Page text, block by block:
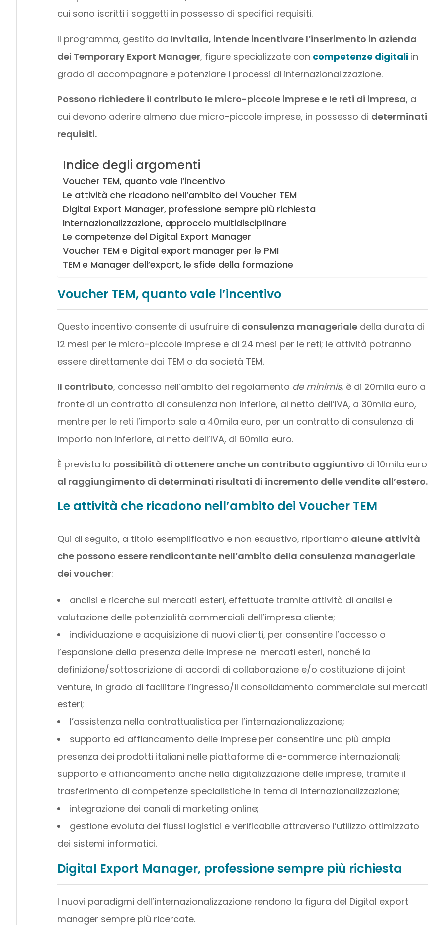
cui sono iscritti i soggetti in possesso di specifici requisiti.
Il programma, gestito da Invitalia, intende incentivare l’inserimento in azienda
dei Temporary Export Manager, figure specializzate con competenze digitaliin
grado di accompagnare e potenziare i processi di internazionalizzazione.
Possono richiedere il contributo le micro-piccole imprese e le reti di impresa, a
cui devono aderire almeno due micro-piccole imprese, in possesso di determinati
requisiti.
Indice degli argomenti
Voucher TEM, quanto vale l’incentivo
Le attività che ricadono nell’ambito dei Voucher TEM
Digital Export Manager, professione sempre più richiesta
Internazionalizzazione, approccio multidisciplinare
Le competenze del Digital Export Manager
Voucher TEM e Digital export manager per le PMI
TEM e Manager dell’export, le sfide della formazione
Voucher TEM, quanto vale l’incentivo
Questo incentivo consente di usufruire di consulenza managerialedella durata di
12 mesi per le micro-piccole imprese e di 24 mesi per le reti; le attività potranno
essere direttamente dai TEM o da società TEM.
Il contributo, concesso nell’ambito del regolamento de minimis,è di 20mila euro a
fronte di un contratto di consulenza non inferiore, al netto dell’IVA, a 30mila euro,
mentre per le reti l’importo sale a 40mila euro, per un contratto di consulenza di
importo non inferiore, al netto dell’IVA, di 60mila euro.
È prevista la possibilità di ottenere anche un contributo aggiuntivo di 10mila euro
al raggiungimento di determinati risultati di incremento delle vendite all’estero.
Le attività che ricadono nell’ambito dei Voucher TEM
Qui di seguito, a titolo esemplificativo e non esaustivo, riportiamo alcune attività
che possono essere rendicontante nell’ambito della consulenza manageriale
dei voucher:
analisi e ricerche sui mercati esteri, effettuate tramite attività di analisi e
valutazione delle potenzialità commerciali dell’impresa cliente;
individuazione e acquisizione di nuovi clienti, per consentire l’accesso o
l’espansione della presenza delle imprese nei mercati esteri, nonché la
definizione/sottoscrizione di accordi di collaborazione e/o costituzione di joint
venture, in grado di facilitare l’ingresso/il consolidamento commerciale sui mercati
esteri;
l’assistenza nella contrattualistica per l’internazionalizzazione;
supporto ed affiancamento delle imprese per consentire una più ampia
presenza dei prodotti italiani nelle piattaforme di e-commerce internazionali;
supporto e affiancamento anche nella digitalizzazione delle imprese, tramite il
trasferimento di competenze specialistiche in tema di internazionalizzazione;
integrazione dei canali di marketing online;
gestione evoluta dei flussi logistici e verificabile attraverso l’utilizzo ottimizzato
dei sistemi informatici.
Digital Export Manager, professione sempre più richiesta
I nuovi paradigmi dell’internazionalizzazione rendono la figura del Digital export
manager sempre più ricercate.